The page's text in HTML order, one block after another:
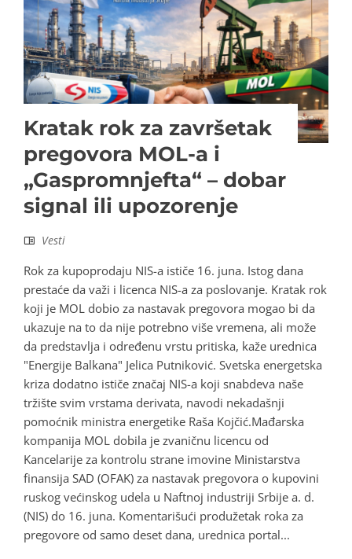
Kratak rok za završetak
pregovora MOL-a i
„Gaspromnjefta“ – dobar
signal ili upozorenje
Vesti
Rok za kupoprodaju NIS-a ističe 16. juna. Istog dana
prestaće da važi i licenca NIS-a za poslovanje. Kratak rok
koji je MOL dobio za nastavak pregovora mogao bi da
ukazuje na to da nije potrebno više vremena, ali može
da predstavlja i određenu vrstu pritiska, kaže urednica
"Energije Balkana" Jelica Putniković. Svetska energetska
kriza dodatno ističe značaj NIS-a koji snabdeva naše
tržište svim vrstama derivata, navodi nekadašnji
pomoćnik ministra energetike Raša Kojčić.Mađarska
kompanija MOL dobila je zvaničnu licencu od
Kancelarije za kontrolu strane imovine Ministarstva
finansija SAD (OFAK) za nastavak pregovora o kupovini
ruskog većinskog udela u Naftnoj industriji Srbije a. d.
(NIS) do 16. juna. Komentarišući produžetak roka za
pregovore od samo deset dana, urednica portal...